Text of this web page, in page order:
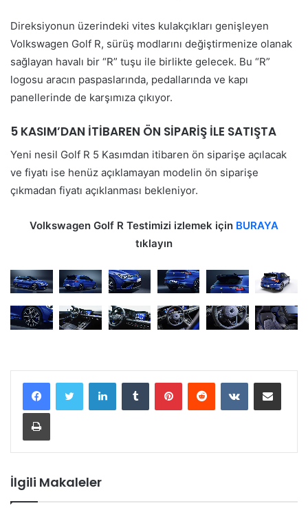
Direksiyonun üzerindeki vites kulakçıkları genişleyen
Volkswagen Golf R, sürüş modlarını değiştirmenize olanak
sağlayan havalı bir “R” tuşu ile birlikte gelecek. Bu “R”
logosu aracın paspaslarında, pedallarında ve kapı
panellerinde de karşımıza çıkıyor.
5 KASIM’DAN İTİBAREN ÖN SİPARİŞ İLE SATIŞTA
Yeni nesil Golf R 5 Kasımdan itibaren ön siparişe açılacak
ve fiyatı ise henüz açıklamayan modelin ön siparişe
çıkmadan fiyatı açıklanması bekleniyor.
Volkswagen Golf R Testimizi izlemek için BURAYA
tıklayın
İlgili Makaleler